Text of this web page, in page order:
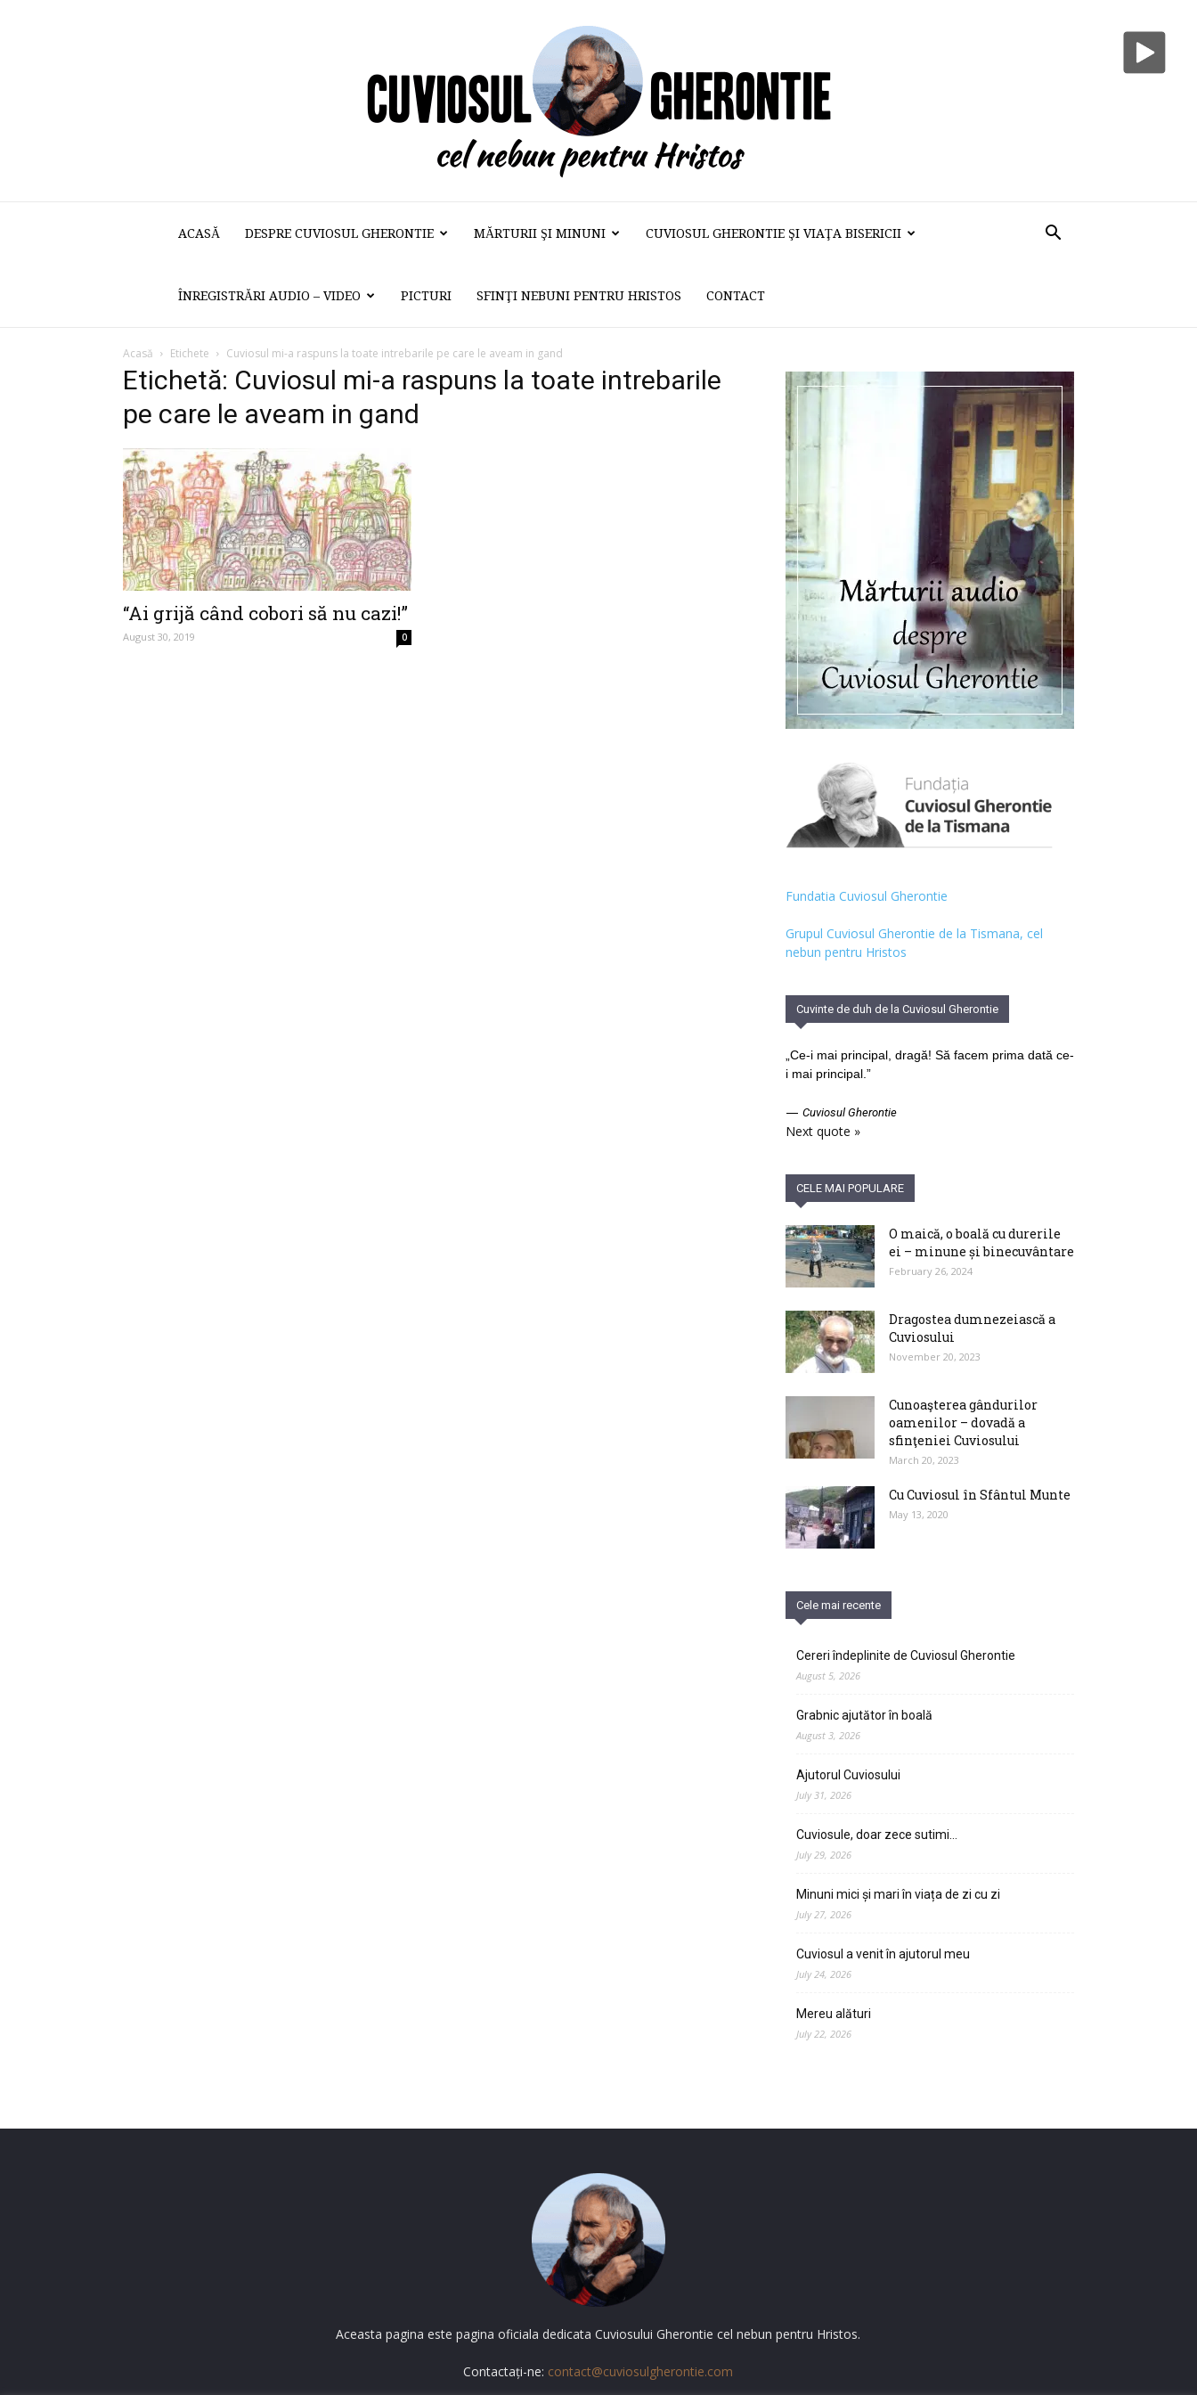
Cuviosul
ACASĂ DESPRE CUVIOSUL GHERONTIE MĂRTURII ŞI MINUNI CUVIOSUL GHERONTIE ŞI VIAŢA BISERICII
ÎNREGISTRĂRI AUDIO – VIDEO PICTURI SFINŢI NEBUNI PENTRU HRISTOS CONTACT
Acasă Etichete Cuviosul mi-a raspuns la toate intrebarile pe care le aveam in gand
Etichetă: Cuviosul mi-a raspuns la toate intrebarile
pe care le aveam in gand
“Ai grijă când cobori să nu cazi!”
August 30, 2019 0
Fundatia Cuviosul Gherontie
Grupul Cuviosul Gherontie de la Tismana, cel
nebun pentru Hristos
Cuvinte de duh de la Cuviosul Gherontie
„Ce-i mai principal, dragă! Să facem prima dată ce-
i mai principal.”
— Cuviosul Gherontie
Next quote »
CELE MAI POPULARE
O maică, o boală cu durerile
ei – minune și binecuvântare
February 26, 2024
Dragostea dumnezeiască a
Cuviosului
November 20, 2023
Cunoaşterea gândurilor
oamenilor – dovadă a
sfinţeniei Cuviosului
March 20, 2023
Cu Cuviosul în Sfântul Munte
May 13, 2020
Cele mai recente
Cereri îndeplinite de Cuviosul Gherontie
August 5, 2026
Grabnic ajutător în boală
August 3, 2026
Ajutorul Cuviosului
July 31, 2026
Cuviosule, doar zece sutimi…
July 29, 2026
Minuni mici și mari în viața de zi cu zi
July 27, 2026
Cuviosul a venit în ajutorul meu
July 24, 2026
Mereu alături
July 22, 2026
Aceasta pagina este pagina oficiala dedicata Cuviosului Gherontie cel nebun pentru Hristos.
Contactați-ne: contact@cuviosulgherontie.com